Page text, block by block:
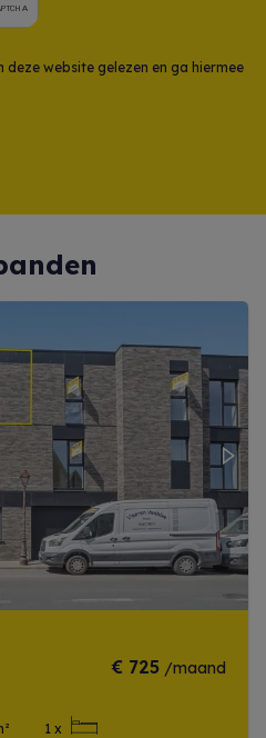
deze website gelezen en ga hiermee
Next
€ 725/maand
1 x